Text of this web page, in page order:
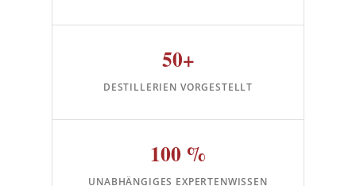
50+
DESTILLERIEN VORGESTELLT
100 %
UNABHÄNGIGES EXPERTENWISSEN